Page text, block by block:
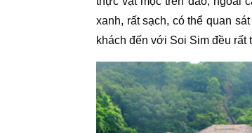
xanh, rất sạch, có thể quan
khách đến với Soi Sim đều rất